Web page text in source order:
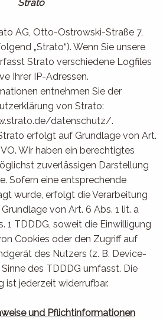
Strato
AG, Otto-Ostrowski-Straße 7,
„Strato“). Wenn Sie unsere
Strato verschiedene Logfiles
Ihrer IP-Adressen.
entnehmen Sie der
von Strato:
datenschutz/.
erfolgt auf Grundlage von Art.
Wir haben ein berechtigtes
zuverlässigen Darstellung
Sofern eine entsprechende
wurde, erfolgt die Verarbeitung
von Art. 6 Abs. 1 lit. a
1 TDDDG, soweit die Einwilligung
Cookies oder den Zugriff auf
des Nutzers (z. B. Device-
des TDDDG umfasst. Die
ist jederzeit widerrufbar.
und Pflichtinformationen